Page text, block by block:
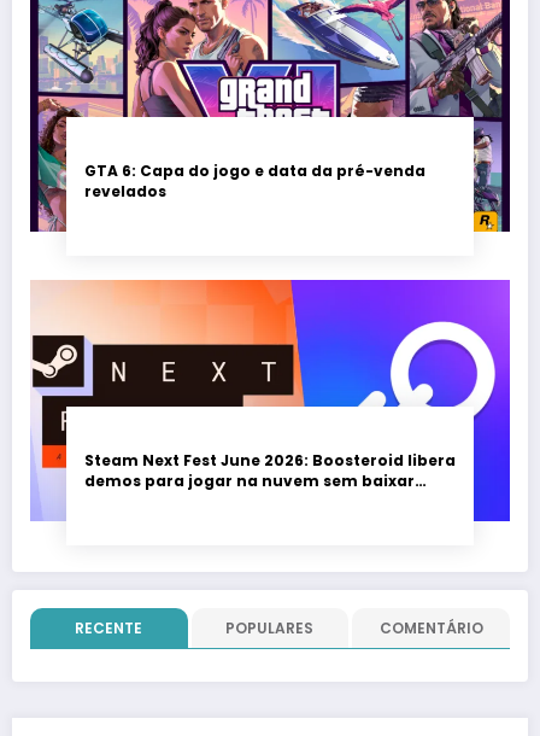
GTA 6: Capa do jogo e data da pré-venda
revelados
Steam Next Fest June 2026: Boosteroid libera
demos para jogar na nuvem sem baixar
RECENTE POPULARES COMENTÁRIO